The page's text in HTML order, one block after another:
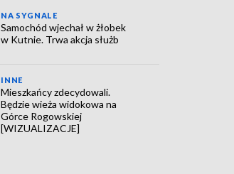
NA SYGNALE
Samochód wjechał w żłobek
w Kutnie. Trwa akcja służb
INNE
Mieszkańcy zdecydowali.
Będzie wieża widokowa na
Górce Rogowskiej
[WIZUALIZACJE]